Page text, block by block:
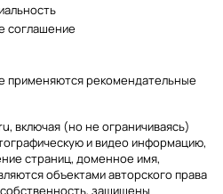
соглашение
применяютсярекомендательные
включая (но не ограничиваясь)
и видео информацию,
страниц, доменное имя,
объектами авторского права
защищены